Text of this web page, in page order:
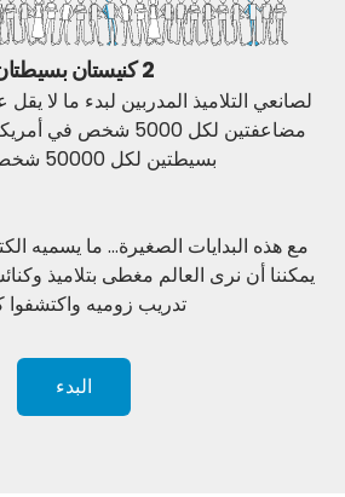
2 كنيستان بسيطتان
لصانعي التلاميذ المدربين لبدء ما لا
مضاعفتين لكل 5000
بسيطتين لكل 50000 شخص عالميًا.
مع هذه البدايات الصغيرة... ما يسميه
يمكننا أن نرى العالم مغطى بتلاميذ
تدريب زوميه
البدء